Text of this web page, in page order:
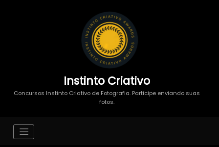
Instinto Criativo
Concursos Instinto Criativo de Fotografia. Participe enviando suas
fotos.